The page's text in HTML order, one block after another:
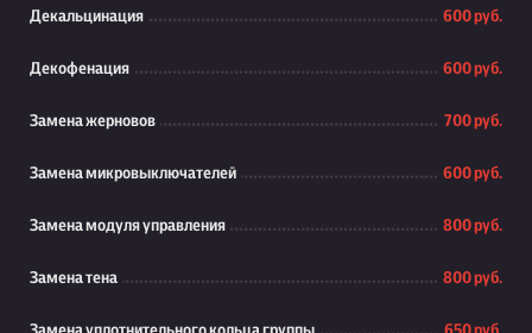
Декальцинация 600 руб.
Декофенация 600 руб.
Замена жерновов 700 руб.
Замена микровыключателей 600 руб.
Замена модуля управления 800 руб.
Замена тена 800 руб.